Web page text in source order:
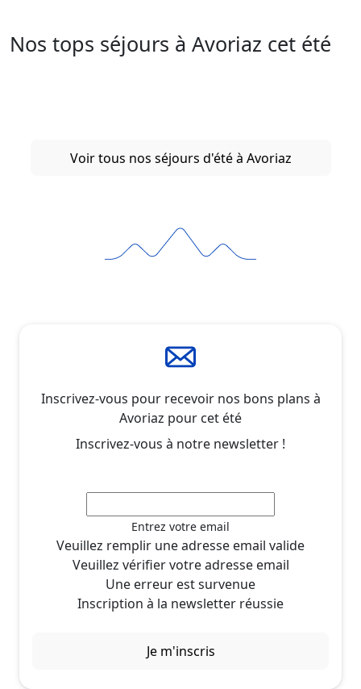
Nos tops séjours à Avoriaz cet été
Voir tous nos séjours d'été à Avoriaz
Inscrivez-vous pour recevoir nos bons plans à
Avoriaz pour cet été
Inscrivez-vous à notre newsletter !
Entrez votre email
Veuillez remplir une adresse email valide
Veuillez vérifier votre adresse email
Une erreur est survenue
Inscription à la newsletter réussie
Je m'inscris